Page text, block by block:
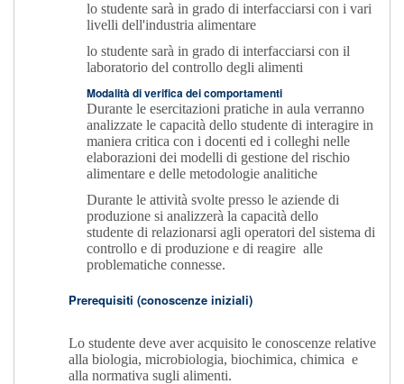
lo studente sarà in grado di interfacciarsi con i vari
livelli dell'industria alimentare
lo studente sarà in grado di interfacciarsi con il
laboratorio del controllo degli alimenti
Modalità di verifica dei comportamenti
Durante le esercitazioni pratiche in aula verranno
analizzate le capacità dello studente di interagire in
maniera critica con i docenti ed i colleghi nelle
elaborazioni dei modelli di gestione del rischio
alimentare e delle metodologie analitiche
Durante le attività svolte presso le aziende di
produzione si analizzerà la capacità dello
studente di relazionarsi agli operatori del sistema di
controllo e di produzione e di reagire alle
problematiche connesse.
Prerequisiti (conoscenze iniziali)
Lo studente deve aver acquisito le conoscenze relative
alla biologia, microbiologia, biochimica, chimica e
alla normativa sugli alimenti.